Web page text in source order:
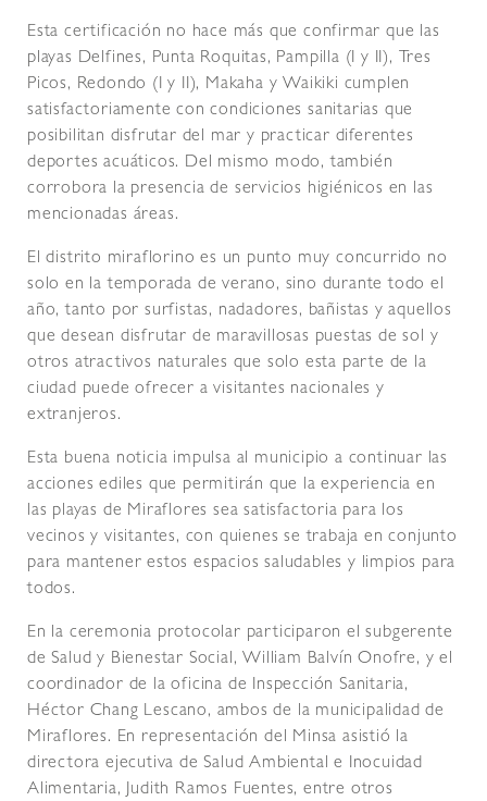
Esta certificación no hace más que confirmar que las
playas Delfines, Punta Roquitas, Pampilla (I y II), Tres
Picos, Redondo (I y II), Makaha y Waikiki cumplen
satisfactoriamente con condiciones sanitarias que
posibilitan disfrutar del mar y practicar diferentes
deportes acuáticos. Del mismo modo, también
corrobora la presencia de servicios higiénicos en las
mencionadas áreas.
El distrito miraflorino es un punto muy concurrido no
solo en la temporada de verano, sino durante todo el
año, tanto por surfistas, nadadores, bañistas y aquellos
que desean disfrutar de maravillosas puestas de sol y
otros atractivos naturales que solo esta parte de la
ciudad puede ofrecer a visitantes nacionales y
extranjeros.
Esta buena noticia impulsa al municipio a continuar las
acciones ediles que permitirán que la experiencia en
las playas de Miraflores sea satisfactoria para los
vecinos y visitantes, con quienes se trabaja en conjunto
para mantener estos espacios saludables y limpios para
todos.
En la ceremonia protocolar participaron el subgerente
de Salud y Bienestar Social, William Balvín Onofre, y el
coordinador de la oficina de Inspección Sanitaria,
Héctor Chang Lescano, ambos de la municipalidad de
Miraflores. En representación del Minsa asistió la
directora ejecutiva de Salud Ambiental e Inocuidad
Alimentaria, Judith Ramos Fuentes, entre otros